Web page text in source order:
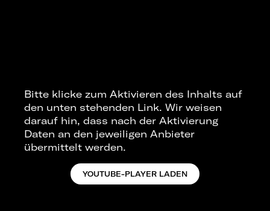
Bitte klicke zum Aktivieren des Inhalts auf
den unten stehenden Link. Wir weisen
darauf hin, dass nach der Aktivierung
Daten an den jeweiligen Anbieter
übermittelt werden.
YOUTUBE-PLAYER LADEN